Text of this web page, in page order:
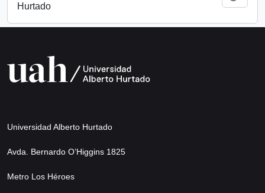
Hurtado
Universidad Alberto Hurtado
Avda. Bernardo O’Higgins 1825
Metro Los Héroes